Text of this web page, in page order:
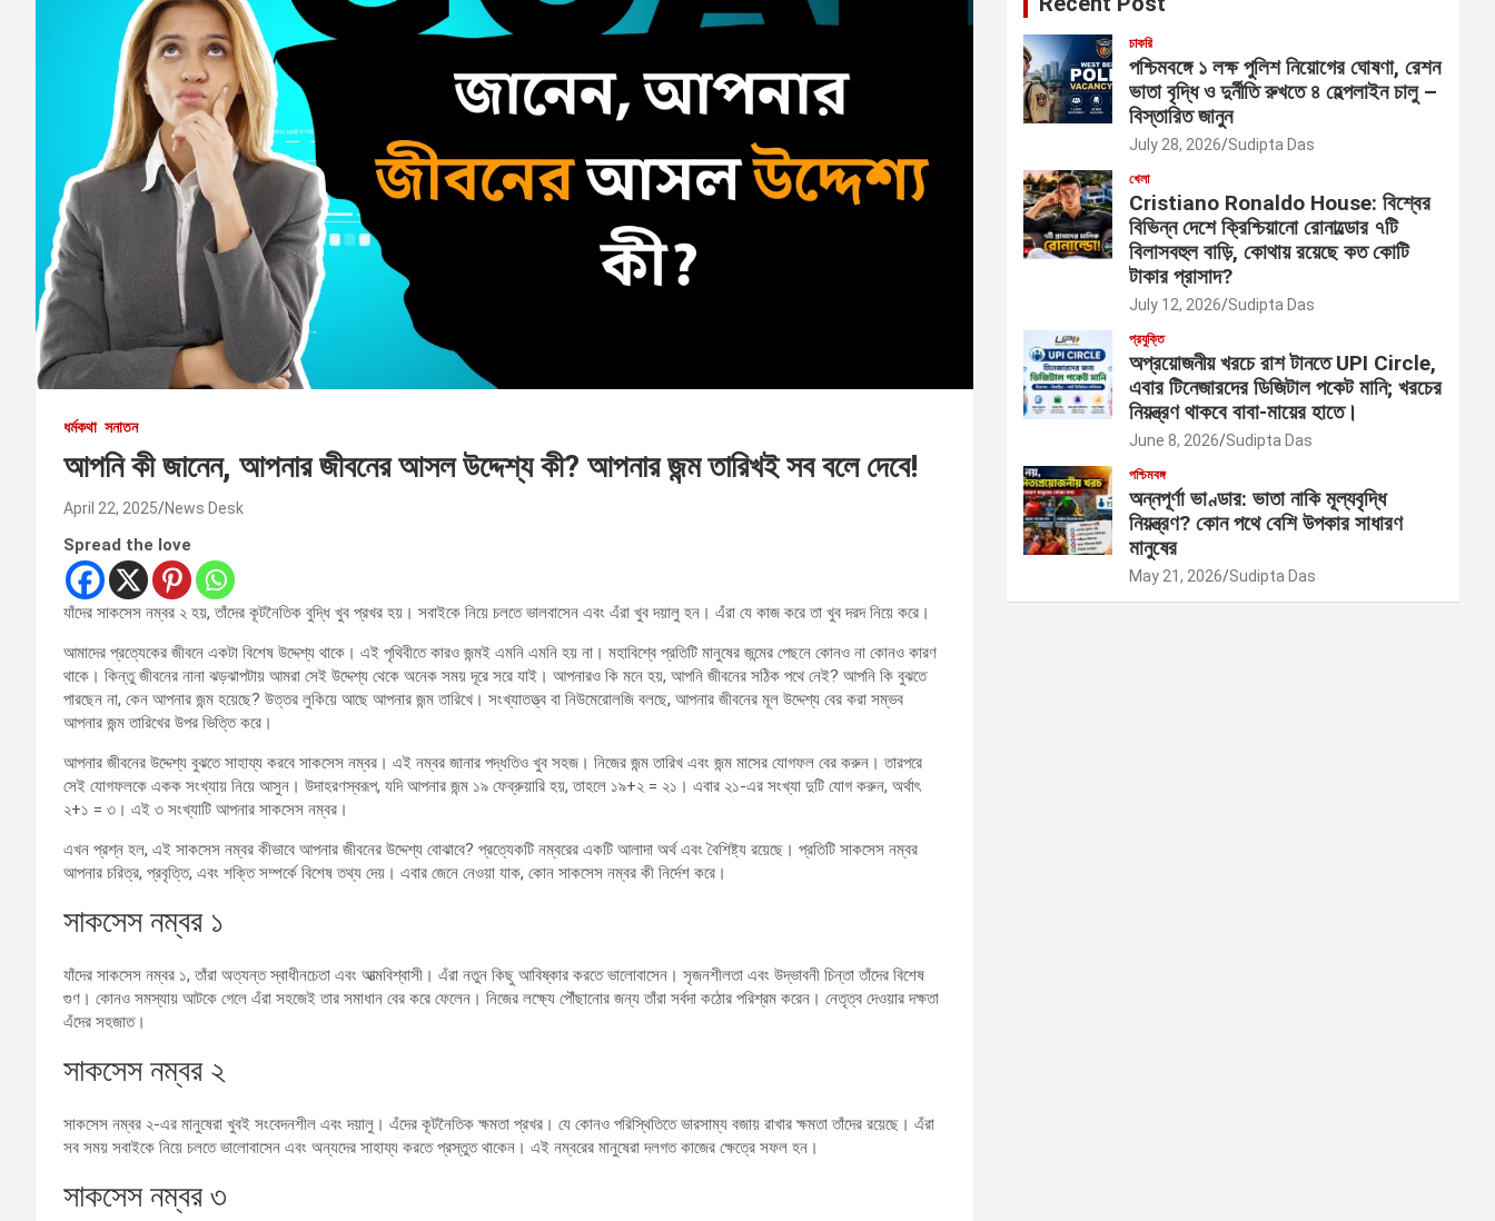
ধর্মকথা সনাতন
আপনি কী জানেন, আপনার জীবনের আসল উদ্দেশ্য কী? আপনার জন্ম তারিখই সব বলে দেবে!
April 22, 2025 News Desk
Spread the love
যাঁদের সাকসেস নম্বর ২ হয়, তাঁদের কূটনৈতিক বুদ্ধি খুব প্রখর হয়। সবাইকে নিয়ে চলতে ভালবাসেন এবং এঁরা খুব দয়ালু হন। এঁরা যে কাজ করে তা খুব দরদ নিয়ে করে।
আমাদের প্রত্যেকের জীবনে একটা বিশেষ উদ্দেশ্য থাকে। এই পৃথিবীতে কারও জন্মই এমনি এমনি হয় না। মহাবিশ্বে প্রতিটি মানুষের জন্মের পেছনে কোনও না কোনও কারণ
থাকে। কিন্তু জীবনের নানা ঝড়ঝাপটায় আমরা সেই উদ্দেশ্য থেকে অনেক সময় দূরে সরে যাই। আপনারও কি মনে হয়, আপনি জীবনের সঠিক পথে নেই? আপনি কি বুঝতে
পারছেন না, কেন আপনার জন্ম হয়েছে? উত্তর লুকিয়ে আছে আপনার জন্ম তারিখে। সংখ্যাতত্ত্ব বা নিউমেরোলজি বলছে, আপনার জীবনের মূল উদ্দেশ্য বের করা সম্ভব
আপনার জন্ম তারিখের উপর ভিত্তি করে।
আপনার জীবনের উদ্দেশ্য বুঝতে সাহায্য করবে সাকসেস নম্বর। এই নম্বর জানার পদ্ধতিও খুব সহজ। নিজের জন্ম তারিখ এবং জন্ম মাসের যোগফল বের করুন। তারপরে
সেই যোগফলকে একক সংখ্যায় নিয়ে আসুন। উদাহরণস্বরূপ, যদি আপনার জন্ম ১৯ ফেব্রুয়ারি হয়, তাহলে ১৯+২ = ২১। এবার ২১-এর সংখ্যা দুটি যোগ করুন, অর্থাৎ
২+১ = ৩। এই ৩ সংখ্যাটি আপনার সাকসেস নম্বর।
এখন প্রশ্ন হল, এই সাকসেস নম্বর কীভাবে আপনার জীবনের উদ্দেশ্য বোঝাবে? প্রত্যেকটি নম্বরের একটি আলাদা অর্থ এবং বৈশিষ্ট্য রয়েছে। প্রতিটি সাকসেস নম্বর
আপনার চরিত্র, প্রবৃত্তি, এবং শক্তি সম্পর্কে বিশেষ তথ্য দেয়। এবার জেনে নেওয়া যাক, কোন সাকসেস নম্বর কী নির্দেশ করে।
সাকসেস নম্বর ১
যাঁদের সাকসেস নম্বর ১, তাঁরা অত্যন্ত স্বাধীনচেতা এবং আত্মবিশ্বাসী। এঁরা নতুন কিছু আবিষ্কার করতে ভালোবাসেন। সৃজনশীলতা এবং উদ্ভাবনী চিন্তা তাঁদের বিশেষ
গুণ। কোনও সমস্যায় আটকে গেলে এঁরা সহজেই তার সমাধান বের করে ফেলেন। নিজের লক্ষ্যে পৌঁছানোর জন্য তাঁরা সর্বদা কঠোর পরিশ্রম করেন। নেতৃত্ব দেওয়ার দক্ষতা
এঁদের সহজাত।
সাকসেস নম্বর ২
সাকসেস নম্বর ২-এর মানুষেরা খুবই সংবেদনশীল এবং দয়ালু। এঁদের কূটনৈতিক ক্ষমতা প্রখর। যে কোনও পরিস্থিতিতে ভারসাম্য বজায় রাখার ক্ষমতা তাঁদের রয়েছে। এঁরা
সব সময় সবাইকে নিয়ে চলতে ভালোবাসেন এবং অন্যদের সাহায্য করতে প্রস্তুত থাকেন। এই নম্বরের মানুষেরা দলগত কাজের ক্ষেত্রে সফল হন।
সাকসেস নম্বর ৩
চাকরি
পশ্চিমবঙ্গে ১ লক্ষ পুলিশ নিয়োগের ঘোষণা, রেশন
ভাতা বৃদ্ধি ও দুর্নীতি রুখতে ৪ হেল্পলাইন চালু –
বিস্তারিত জানুন
July 28, 2026 Sudipta Das
খেলা
Cristiano Ronaldo House: বিশ্বের
বিভিন্ন দেশে ক্রিশ্চিয়ানো রোনাল্ডোর ৭টি
বিলাসবহুল বাড়ি, কোথায় রয়েছে কত কোটি
টাকার প্রাসাদ?
July 12, 2026 Sudipta Das
প্রযুক্তি
অপ্রয়োজনীয় খরচে রাশ টানতে UPI Circle,
এবার টিনেজারদের ডিজিটাল পকেট মানি; খরচের
নিয়ন্ত্রণ থাকবে বাবা-মায়ের হাতে।
June 8, 2026 Sudipta Das
পশ্চিমবঙ্গ
অন্নপূর্ণা ভাণ্ডার: ভাতা নাকি মূল্যবৃদ্ধি
নিয়ন্ত্রণ? কোন পথে বেশি উপকার সাধারণ
মানুষের
May 21, 2026 Sudipta Das